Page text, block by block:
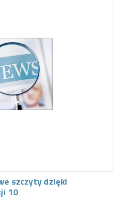
szczyty dzięki
10